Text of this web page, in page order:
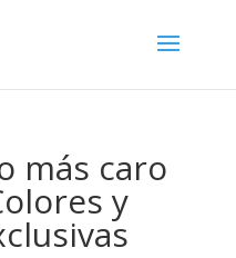
más caro
y